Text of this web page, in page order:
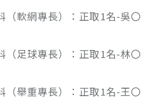
（軟網專長）：正取1名-吳〇
（足球專長）：正取1名-林〇
（舉重專長）：正取1名-王〇